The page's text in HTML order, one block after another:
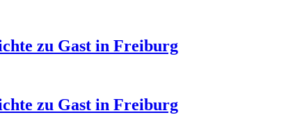
zu Gast in Freiburg
zu Gast in Freiburg